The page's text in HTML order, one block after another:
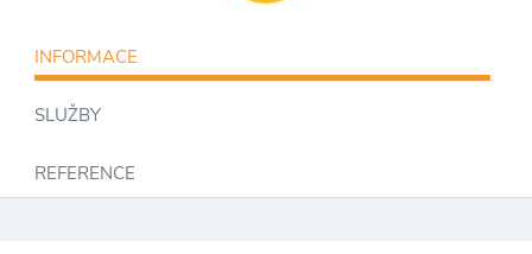
INFORMACE
SLUŽBY
REFERENCE